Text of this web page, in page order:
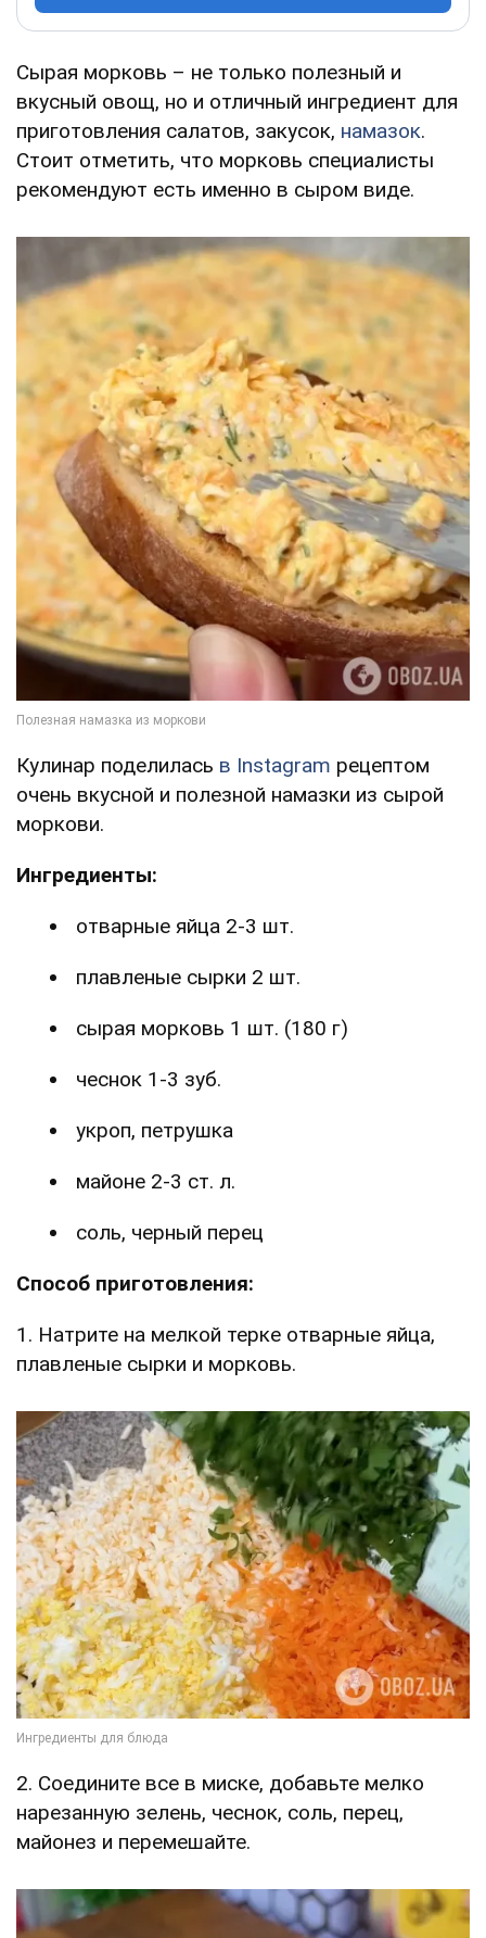
Сырая морковь – не только полезный и
вкусный овощ, но и отличный ингредиент для
приготовления салатов, закусок, намазок.
Стоит отметить, что морковь специалисты
рекомендуют есть именно в сыром виде.
Кулинар поделилась в Instagram рецептом
очень вкусной и полезной намазки из сырой
моркови.
Ингредиенты:
отварные яйца 2-3 шт.
плавленые сырки 2 шт.
сырая морковь 1 шт. (180 г)
чеснок 1-3 зуб.
укроп, петрушка
майоне 2-3 ст. л.
соль, черный перец
Способ приготовления:
1. Натрите на мелкой терке отварные яйца,
плавленые сырки и морковь.
2. Соедините все в миске, добавьте мелко
нарезанную зелень, чеснок, соль, перец,
майонез и перемешайте.